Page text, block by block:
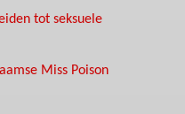
tot seksuele
Miss Poison